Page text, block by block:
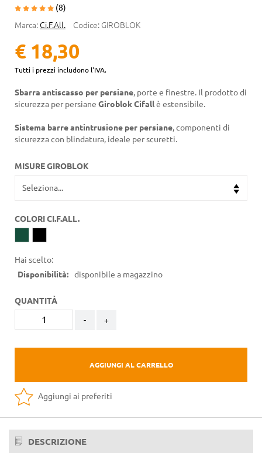
(8)
Marca: Ci.F.All. Codice: GIROBLOK
€ 18,30
Tutti i prezzi includono l'IVA.
Sbarra antiscasso per persiane, porte e finestre. Il prodotto di
sicurezza per persiane Giroblok Cifallè estensibile.
Sistema barre antintrusione per persiane, componenti di
sicurezza con blindatura, ideale per scuretti.
MISURE GIROBLOK
COLORI CI.F.ALL.
Hai scelto:
Disponibilità:
disponibile a magazzino
QUANTITÀ
- +
AGGIUNGI AL CARRELLO
Aggiungi ai preferiti
DESCRIZIONE